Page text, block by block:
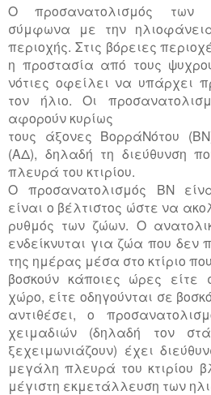
Ο προσανατολισμός των
σύμφωνα με την
περιοχής. Στις βόρειες
η προστασία από τους
νότιες οφείλει να υπάρχει
τον ήλιο. Οι
αφορούν κυρίως
τους άξονες ΒορράΝότου
(ΑΔ), δηλαδή τη διεύθυνση
πλευρά του κτιρίου.
Ο προσανατολισμός ΒΝ
είναι ο βέλτιστος ώστε να
ρυθμός των ζώων. Ο
ενδείκνυται για ζώα που δεν
της ημέρας μέσα στο κτίριο
βοσκούν κάποιες ώρες είτε
χώρο, είτε οδηγούνται σε
αντιθέσει, ο
χειμαδιών (δηλαδή τον
ξεχειμωνιάζουν) έχει
μεγάλη πλευρά του κτιρίου
μέγιστη εκμετάλλευση των